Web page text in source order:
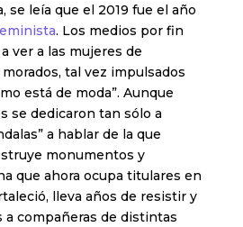
se leía que el 2019 fue el año
. Los medios por fin
ver a las mujeres de
tal vez impulsados
está de moda”. Aunque
se dedicaron tan sólo a
a hablar de la que
monumentos y
que ahora ocupa titulares en
lleva años de resistir y
a compañeras de distintas